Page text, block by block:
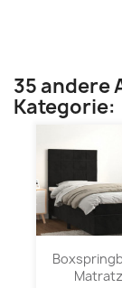
35 andere
Kategorie: